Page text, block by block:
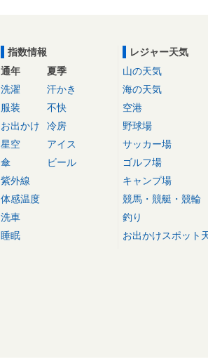
指数情報
通年
洗濯
服装
お出かけ
星空
傘
紫外線
体感温度
洗車
睡眠
夏季
汗かき
不快
冷房
アイス
ビール
レジャー天気
山の天気
海の天気
空港
野球場
サッカー場
ゴルフ場
キャンプ場
競馬・競艇・競輪
釣り
お出かけスポット